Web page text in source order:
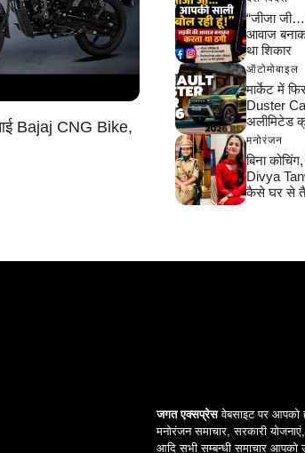
Bajaj CNG Bike,
“जीजा
आवाज
था शिकार
ऑटोमोबाइल
मार्केट में
Duster
अलीमिटेड
मनोरंजन
बिना
Divya
कैसे घर से
जगत एक्सप्रेसवेबसाइट पर आपको
मनोरंजन समाचार, सरकारी
आदि सभी सम्बन्धी समाचार आपको